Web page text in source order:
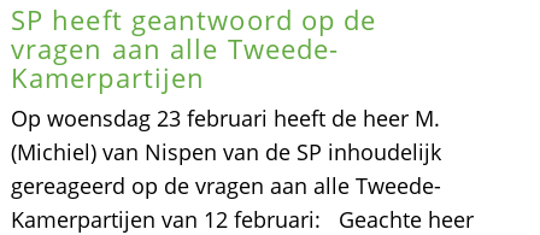
SP heeft geantwoord op de
vragen aan alle Tweede-
Kamerpartijen
Op woensdag 23 februari heeft de heer M.
(Michiel) van Nispen van de SP inhoudelijk
gereageerd op de vragen aan alle Tweede-
Kamerpartijen van 12 februari: Geachte heer